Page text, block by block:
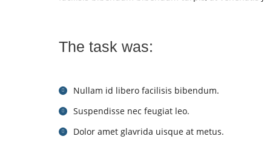
The task was:
Nullam id libero facilisis bibendum.
Suspendisse nec feugiat leo.
Dolor amet glavrida uisque at metus.